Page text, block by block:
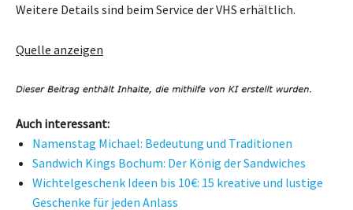
Weitere Details sind beim Service der VHS erhältlich.
Quelle anzeigen
Auch interessant:
Namenstag Michael: Bedeutung und Traditionen
Sandwich Kings Bochum: Der König der Sandwiches
Wichtelgeschenk Ideen bis 10€: 15 kreative und lustige
Geschenke für jeden Anlass